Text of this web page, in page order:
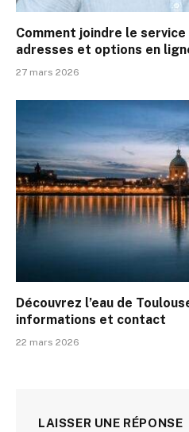
Comment joindre le service
adresses et options en
27 mars 2026
Découvrez l’eau de
informations et contact
22 mars 2026
LAISSER UNE RÉPONSE